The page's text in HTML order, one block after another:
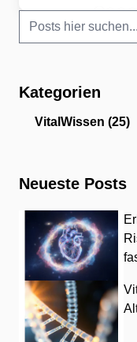
Kategorien
VitalWissen (25)
Neueste Posts